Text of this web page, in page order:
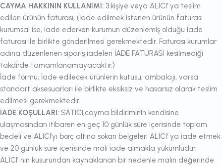
CAYMA HAKKININ KULLANIMI: 3.kişiye veya ALICI’ ya teslim
edilen ürünün faturası, (İade edilmek istenen ürünün faturası
kurumsal ise, iade ederken kurumun düzenlemiş olduğu iade
faturası ile birlikte gönderilmesi gerekmektedir. Faturası kurumlar
adına düzenlenen sipariş iadeleri İADE FATURASI kesilmediği
takdirde tamamlanamayacaktır.)
İade formu, İade edilecek ürünlerin kutusu, ambalajı, varsa
standart aksesuarları ile birlikte eksiksiz ve hasarsız olarak teslim
edilmesi gerekmektedir.
İADE KOŞULLARI: SATICI,cayma bildiriminin kendisine
ulaşmasından itibaren en geç 10 günlük süre içerisinde toplam
bedeli ve ALICI’yı borç altına sokan belgeleri ALICI’ ya iade etmek
ve 20 günlük süre içerisinde malı iade almakla yükümlüdür.
ALICI’ nın kusurundan kaynaklanan bir nedenle malın değerinde